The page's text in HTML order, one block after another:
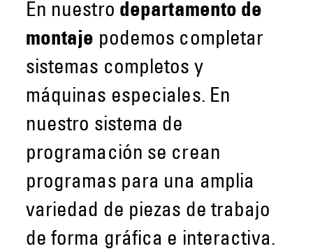
En nuestro departamento de
montaje podemos completar
sistemas completos y
máquinas especiales. En
nuestro sistema de
programación se crean
programas para una amplia
variedad de piezas de trabajo
de forma gráfica e interactiva.